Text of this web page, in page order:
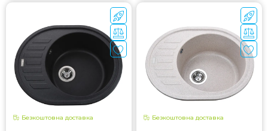
Безкоштовна доставка Безкоштовна доставка